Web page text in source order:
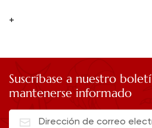
+
Suscríbase a nuestro
mantenerse informado